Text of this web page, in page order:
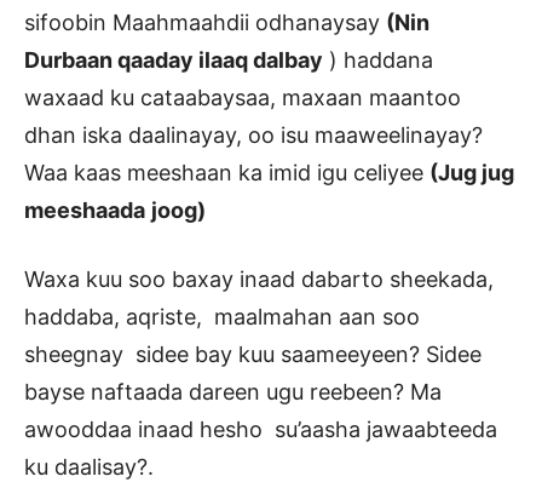
sifoobin Maahmaahdii odhanaysay (Nin
Durbaan qaaday ilaaq dalbay ) haddana
waxaad ku cataabaysaa, maxaan maantoo
dhan iska daalinayay, oo isu maaweelinayay?
Waa kaas meeshaan ka imid igu celiyee (Jug jug
meeshaada joog)
Waxa kuu soo baxay inaad dabarto sheekada,
haddaba, aqriste, maalmahan aan soo
sheegnay sidee bay kuu saameeyeen? Sidee
bayse naftaada dareen ugu reebeen? Ma
awooddaa inaad hesho su’aasha jawaabteeda
ku daalisay?.